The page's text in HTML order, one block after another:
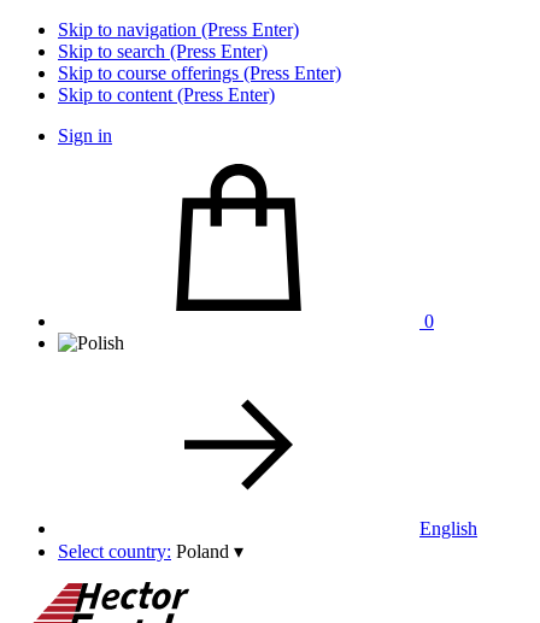
Skip to navigation (Press Enter)
Skip to search (Press Enter)
Skip to course offerings (Press Enter)
Skip to content (Press Enter)
Sign in
0
English
Select country: Poland ▾